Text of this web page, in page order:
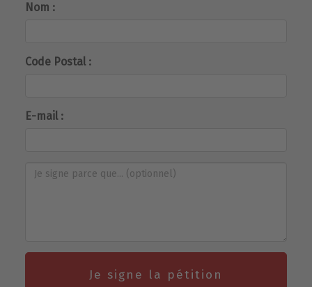
Nom :
Code Postal :
E-mail :
Je signe la pétition